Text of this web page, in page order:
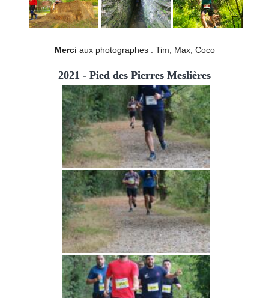
Merci aux photographes : Tim, Max, Coco
2021 - Pied des Pierres Meslières